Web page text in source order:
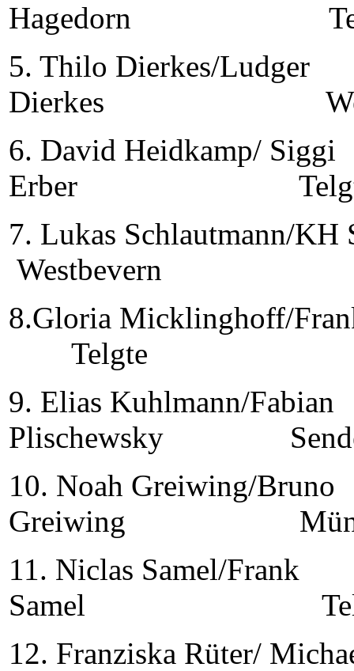
Hagedorn
5. Thilo Dierkes/Ludger
Dierkes
6. David Heidkamp/ Siggi
Erber
7. Lukas
Westbevern
8.Gloria Micklinghoff/
Telgte
9. Elias Kuhlmann/Fabian
Plischewsky
10. Noah Greiwing/Bruno
Greiwing
11. Niclas Samel/Frank
Samel
12. Franziska Rüter/